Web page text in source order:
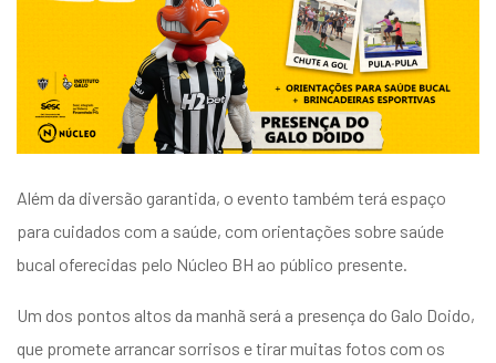
Além da diversão garantida, o evento também terá espaço
para cuidados com a saúde, com orientações sobre saúde
bucal oferecidas pelo Núcleo BH ao público presente.
Um dos pontos altos da manhã será a presença do Galo Doido,
que promete arrancar sorrisos e tirar muitas fotos com os